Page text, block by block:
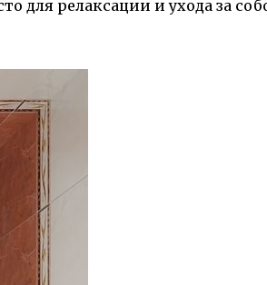
для релаксации и ухода за